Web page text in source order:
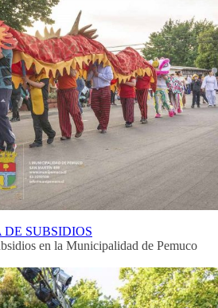
SUBSIDIOS
en la Municipalidad de Pemuco